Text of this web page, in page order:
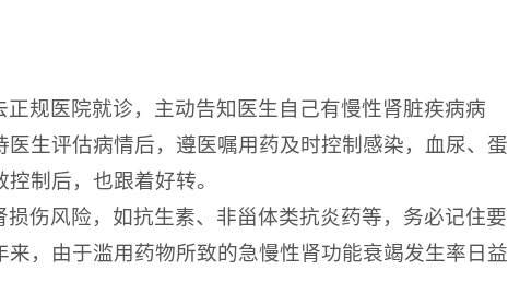
规医院就诊，主动告知医生自己有慢性肾脏疾病病
生评估病情后，遵医嘱用药及时控制感染，血尿、蛋
制后，也跟着好转。
伤风险，如抗生素、非甾体类抗炎药等，务必记住要
，由于滥用药物所致的急慢性肾功能衰竭发生率日益